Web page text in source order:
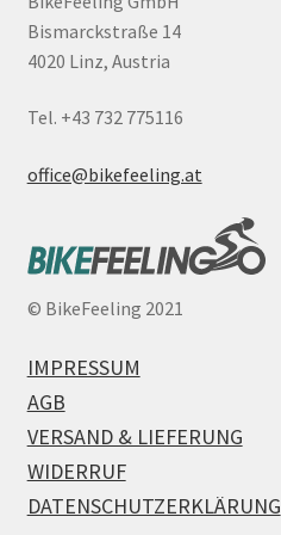
Bismarckstraße 14
4020 Linz, Austria
Tel. +43 732 775116
office@bikefeeling.at
© BikeFeeling 2021
IMPRESSUM
AGB
VERSAND & LIEFERUNG
WIDERRUF
DATENSCHUTZERKLÄRUNG